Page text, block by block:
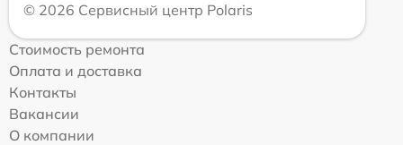
© 2026 Сервисный центр Polaris
Стоимость ремонта
Оплата и доставка
Контакты
Вакансии
О компании